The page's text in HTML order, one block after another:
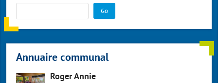
Go
Annuaire communal
Roger Annie